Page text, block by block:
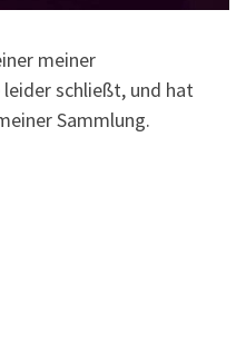
meiner
schließt, und hat
Sammlung.